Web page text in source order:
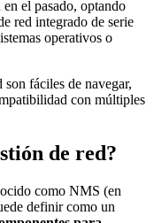
el pasado, optando
red integrado de serie
operativos o
son fáciles de navegar,
con múltiples
de red?
como NMS (en
definir como un